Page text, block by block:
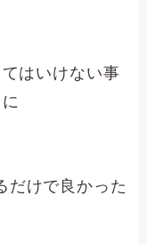
はいけない事
だけで良かった